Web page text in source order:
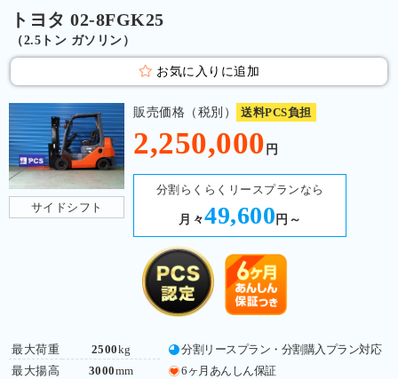
トヨタ 02-8FGK25
（2.5トン ガソリン）
お気に入りに追加
サイドシフト
販売価格（税別） 送料PCS負担
2,250,000 円
分割らくらくリースプランなら
月々49,600 円～
最大荷重
最大揚高
2500kg
3000mm
分割リースプラン・分割購入プラン対応
6ヶ月あんしん保証